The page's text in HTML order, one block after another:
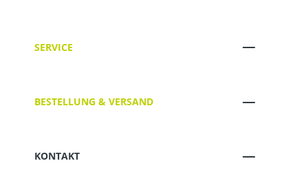
SERVICE
BESTELLUNG & VERSAND
KONTAKT